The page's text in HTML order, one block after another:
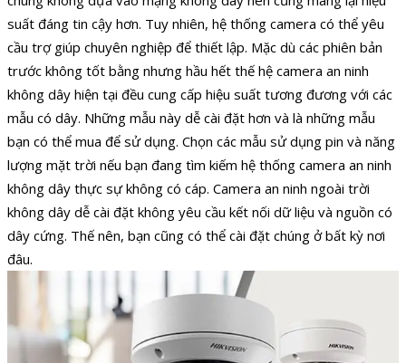
suất đáng tin cậy hơn. Tuy nhiên, hệ thống camera có thể yêu
cầu trợ giúp chuyên nghiệp để thiết lập. Mặc dù các phiên bản
trước không tốt bằng nhưng hầu hết thế hệ camera an ninh
không dây hiện tại đều cung cấp hiệu suất tương đương với các
mẫu có dây. Những mẫu này dễ cài đặt hơn và là những mẫu
bạn có thể mua để sử dụng. Chọn các mẫu sử dụng pin và năng
lượng mặt trời nếu bạn đang tìm kiếm hệ thống camera an ninh
không dây thực sự không có cáp. Camera an ninh ngoài trời
không dây dễ cài đặt không yêu cầu kết nối dữ liệu và nguồn có
dây cứng. Thế nên, bạn cũng có thể cài đặt chúng ở bất kỳ nơi
đâu.